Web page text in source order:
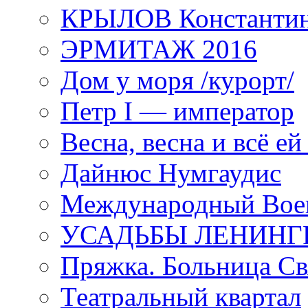
КРЫЛОВ
ЭРМИТАЖ 2016
Дом у моря /курорт/
Петр I — император
Весна, весна и всё
Дайнюс Нумгаудис
Международный
УСАДЬБЫ
Пряжка. Больница
Театральный квартал